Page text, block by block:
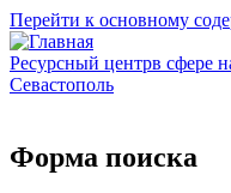
Перейти к основному
Ресурсный центрв сфере
Севастополь
Форма поиска